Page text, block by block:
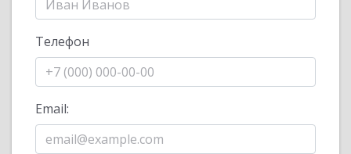
Телефон
Email: